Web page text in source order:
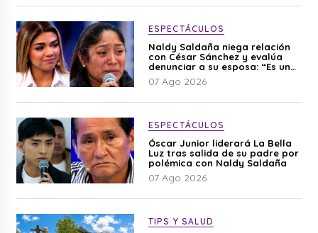
ESPECTÁCULOS
Naldy Saldaña niega relación
con César Sánchez y evalúa
denunciar a su esposa: “Es una
difamación”
07 Ago 2026
ESPECTÁCULOS
Óscar Junior liderará La Bella
Luz tras salida de su padre por
polémica con Naldy Saldaña
07 Ago 2026
TIPS Y SALUD